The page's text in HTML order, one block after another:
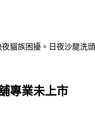
貓族困擾。日夜沙龍洗
專業未上市